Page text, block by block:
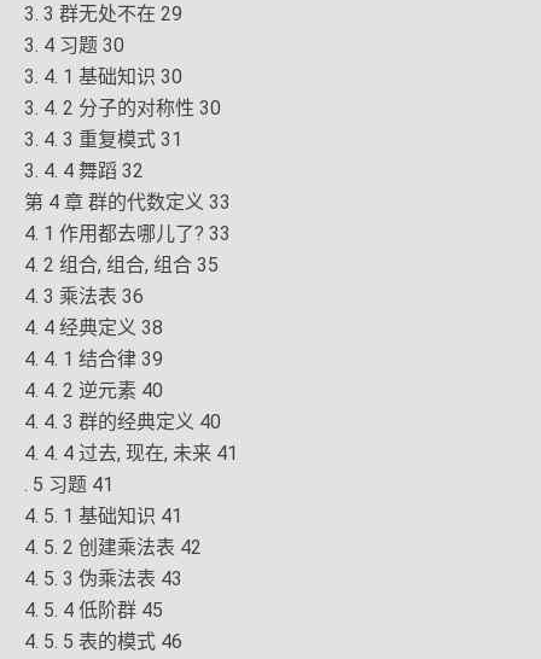
3. 3 群无处不在 29
3. 4 习题 30
3. 4. 1 基础知识 30
3. 4. 2 分子的对称性 30
3. 4. 3 重复模式 31
3. 4. 4 舞蹈 32
第 4 章 群的代数定义 33
4. 1 作用都去哪儿了? 33
4. 2 组合, 组合, 组合 35
4. 3 乘法表 36
4. 4 经典定义 38
4. 4. 1 结合律 39
4. 4. 2 逆元素 40
4. 4. 3 群的经典定义 40
4. 4. 4 过去, 现在, 未来 41
. 5 习题 41
4. 5. 1 基础知识 41
4. 5. 2 创建乘法表 42
4. 5. 3 伪乘法表 43
4. 5. 4 低阶群 45
4. 5. 5 表的模式 46